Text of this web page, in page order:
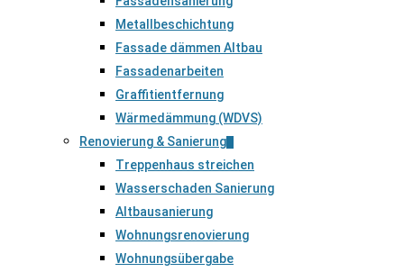
Metallbeschichtung
Fassade dämmen Altbau
Fassadenarbeiten
Graffitientfernung
Wärmedämmung (WDVS)
Renovierung & Sanierung
Treppenhaus streichen
Wasserschaden Sanierung
Altbausanierung
Wohnungsrenovierung
Wohnungsübergabe